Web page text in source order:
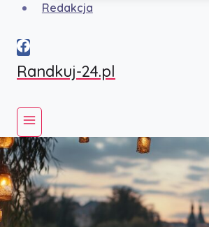
Redakcja
Randkuj-24.pl